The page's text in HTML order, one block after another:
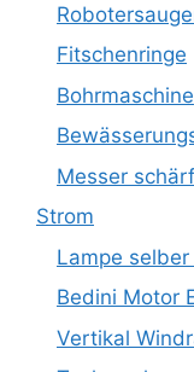
Fitschenringe
Bohrmaschine
Messer
Strom
Lampe
Bedini Motor
Vertikal